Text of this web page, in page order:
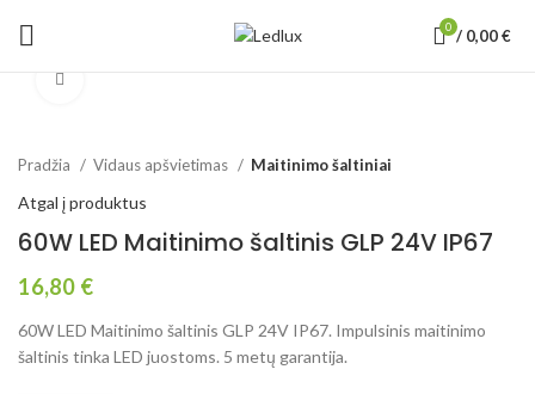
0 / 0,00€
Pradžia Vidaus apšvietimas Maitinimo šaltiniai
Atgal į produktus
60W LED Maitinimo šaltinis GLP 24V IP67
16,80 €
60W LED Maitinimo šaltinis GLP 24V IP67. Impulsinis maitinimo
šaltinis tinka LED juostoms. 5 metų garantija.